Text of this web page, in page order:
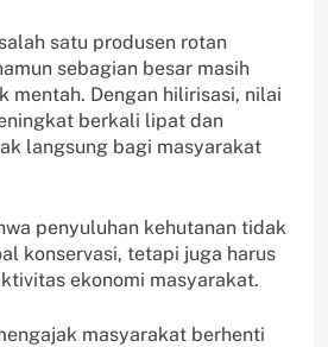
satu produsen rotan
sebagian besar masih
mentah. Dengan hilirisasi, nilai
berkali lipat dan
langsung bagi masyarakat
penyuluhan kehutanan tidak
konservasi, tetapi juga harus
ekonomi masyarakat.
masyarakat berhenti